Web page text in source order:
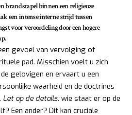
brandstapel binnen een religieuze
een intense interne strijd tussen
voor veroordeling door een hogere
gevoel van vervolging of
pad. Misschien voelt u zich
gelovigen en ervaart u een
waarheid en de doctrines
Let op de details:wie staat er op de
Een ander? Dit kan cruciale